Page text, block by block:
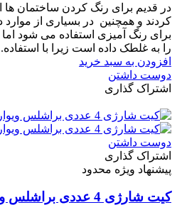
در قدیم برای رنگ کردن ساختمان ها
کردند و همچنین در بسیاری از موارد
برای رنگ آمیزی استفاده می شود
را به غلطک داده است زیرا با
افزودن به سبد خرید
دوست داشتن
اشتراک گذاری
دوست داشتن
اشتراک گذاری
پیشنهاد ویژه محدود
کیت شارژی 4 عددی براشلس ویوارکس VR2404-BCK